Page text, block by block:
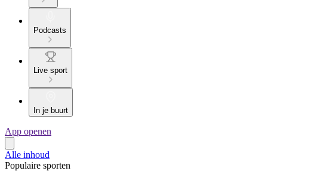
Podcasts
Live sport
In je buurt
App openen
Alle inhoud
Populaire sporten